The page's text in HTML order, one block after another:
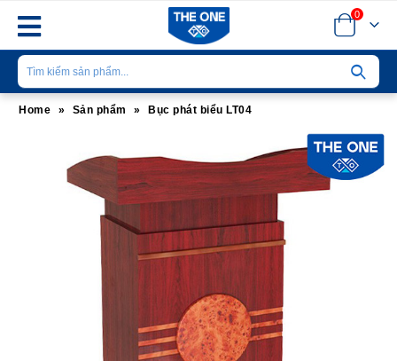
0
Home » Sản phẩm » Bục phát biểu LT04